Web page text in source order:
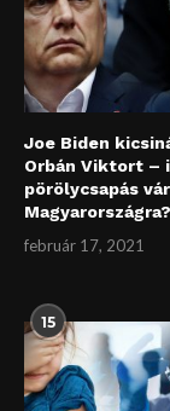
Joe Biden
Orbán Viktort –
pörölycsapás vár
Magyarországra?
február 17, 2021
15